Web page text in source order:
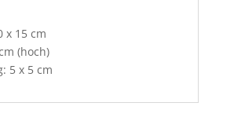
x 15 cm
(hoch)
5 x 5 cm